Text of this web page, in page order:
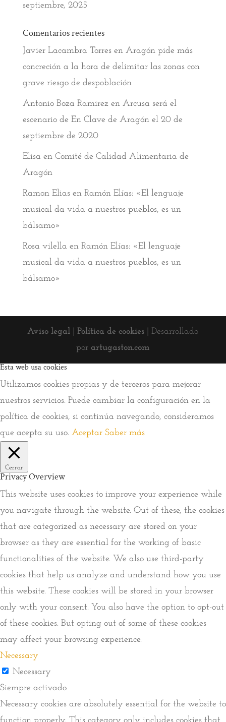
septiembre, 2025
Comentarios recientes
Javier Lacambra Torresen Aragón pide más
concreción a la hora de delimitar las zonas con
grave riesgo de despoblación
Antonio Boza Ramirez en Arcusa será el
escenario de En Clave de Aragón el 20 de
septiembre de 2020
Elisa en Comité de Calidad Alimentaria de
Aragón
Ramon Eliasen Ramón Elías: «El lenguaje
musical da vida a nuestros pueblos, es un
bálsamo»
Rosa vilella en Ramón Elías: «El lenguaje
musical da vida a nuestros pueblos, es un
bálsamo»
Aviso legal |Política de cookies | Desarrollado
por artugaston.com
Esta web usa cookies
Utilizamos cookies propias y de terceros para mejorar
nuestros servicios. Puede cambiar la configuración en la
política de cookies, si continúa navegando, consideramos
que acepta su uso. Aceptar Saber más
Cerrar
Privacy Overview
This website uses cookies to improve your experience while
you navigate through the website. Out of these, the cookies
that are categorized as necessary are stored on your
browser as they are essential for the working of basic
functionalities of the website. We also use third-party
cookies that help us analyze and understand how you use
this website. These cookies will be stored in your browser
only with your consent. You also have the option to opt-out
of these cookies. But opting out of some of these cookies
may affect your browsing experience.
Necessary
Necessary
Siempre activado
Necessary cookies are absolutely essential for the website to